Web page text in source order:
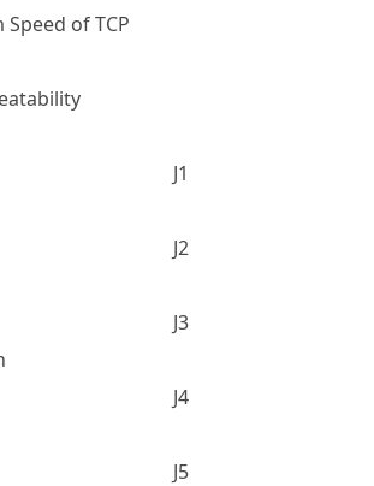
of TCP
J1
J2
J3
J4
J5